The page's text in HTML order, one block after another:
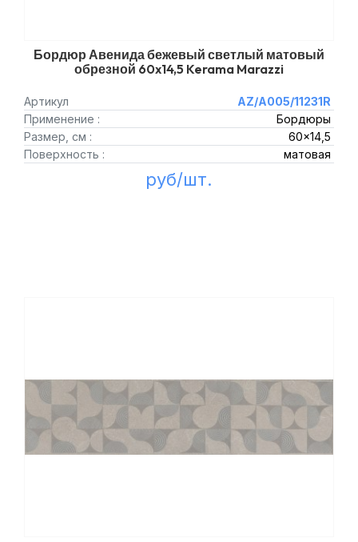
Бордюр Авенида бежевый светлый матовый
обрезной 60x14,5 Kerama Marazzi
Артикул
AZ/A005/11231R
Применение :
Бордюры
Размер, см :
60x14,5
Поверхность :
матовая
руб/шт.